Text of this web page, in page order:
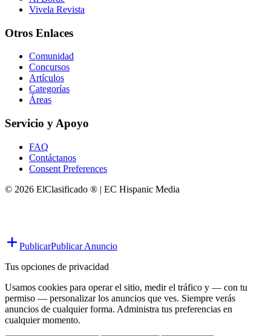
Vivela Revista
Otros Enlaces
Comunidad
Concursos
Artículos
Categorías
Áreas
Servicio y Apoyo
FAQ
Contáctanos
Consent Preferences
© 2026 ElClasificado ® | EC Hispanic Media
PublicarPublicar Anuncio
Tus opciones de privacidad
Usamos cookies para operar el sitio, medir el tráfico y — con tu
permiso — personalizar los anuncios que ves. Siempre verás
anuncios de cualquier forma. Administra tus preferencias en
cualquier momento.